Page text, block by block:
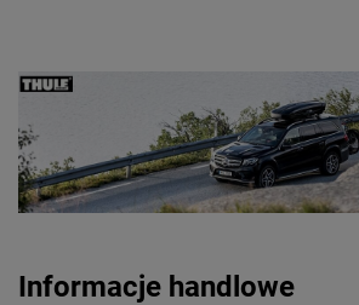
Informacje handlowe